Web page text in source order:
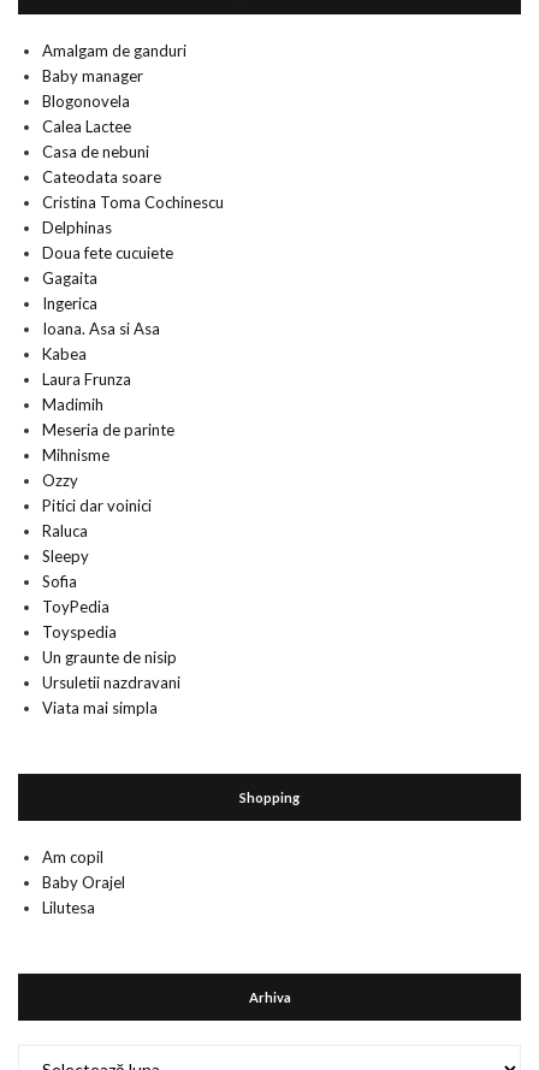
Amalgam de ganduri
Baby manager
Blogonovela
Calea Lactee
Casa de nebuni
Cateodata soare
Cristina Toma Cochinescu
Delphinas
Doua fete cucuiete
Gagaita
Ingerica
Ioana. Asa si Asa
Kabea
Laura Frunza
Madimih
Meseria de parinte
Mihnisme
Ozzy
Pitici dar voinici
Raluca
Sleepy
Sofia
ToyPedia
Toyspedia
Un graunte de nisip
Ursuletii nazdravani
Viata mai simpla
Shopping
Am copil
Baby Orajel
Lilutesa
Arhiva